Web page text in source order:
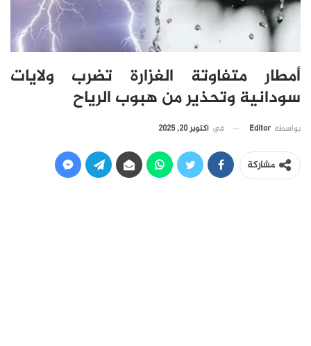
أمطار متفاوتة الغزارة تضرب ولايات
سودانية وتحذير من هبوب الرياح
بواسطة Editor في أكتوبر 20, 2025
مشاركة